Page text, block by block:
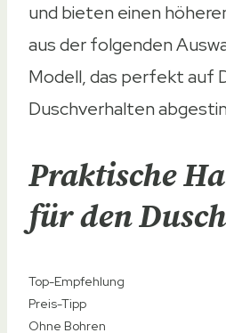
und bieten einen
aus der folgenden
Modell, das perfekt auf
Duschverhalten
Praktische
für den